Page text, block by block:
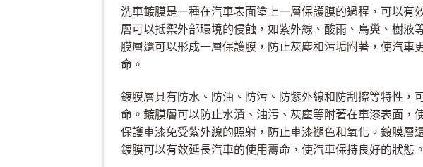
洗車鍍膜是一種在汽車表面塗上一層保護膜的過程，可以有
層可以抵禦外部環境的侵蝕，如紫外線、酸雨、鳥糞、樹液
膜層還可以形成一層保護膜，防止灰塵和污垢附著，使汽車
命。
鍍膜層具有防水、防油、防污、防紫外線和防刮擦等特性，
命。鍍膜層可以防止水漬、油污、灰塵等附著在車漆表面，
保護車漆免受紫外線的照射，防止車漆褪色和氧化。鍍膜層
鍍膜可以有效延長汽車的使用壽命，使汽車保持良好的狀態。